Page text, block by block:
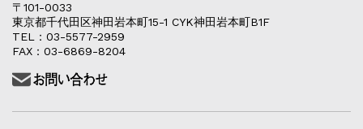
〒101-0033
東京都千代田区神田岩本町15-1 CYK神田岩本町B1F
TEL：03-5577-2959
FAX：03-6869-8204